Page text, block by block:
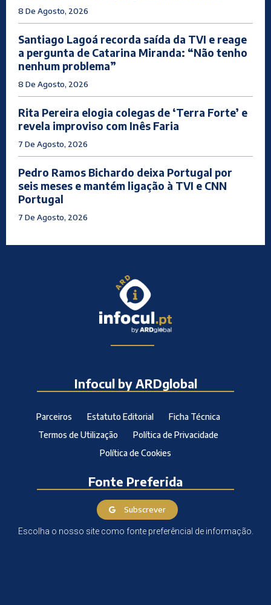
8 De Agosto, 2026
Santiago Lagoá recorda saída da TVI e reage
a pergunta de Catarina Miranda: “Não tenho
nenhum problema”
8 De Agosto, 2026
Rita Pereira elogia colegas de ‘Terra Forte’ e
revela improviso com Inês Faria
7 De Agosto, 2026
Pedro Ramos Bichardo deixa Portugal por
seis meses e mantém ligação à TVI e CNN
Portugal
7 De Agosto, 2026
Infocul by ARDglobal
Parceiros Estatuto Editorial
Ficha Técnica
Termos de Utilização
Política de Privacidade
Política de Cookies
Fonte Preferida
Subscrever
Escolha o nosso site como fonte preferêncial de informação.